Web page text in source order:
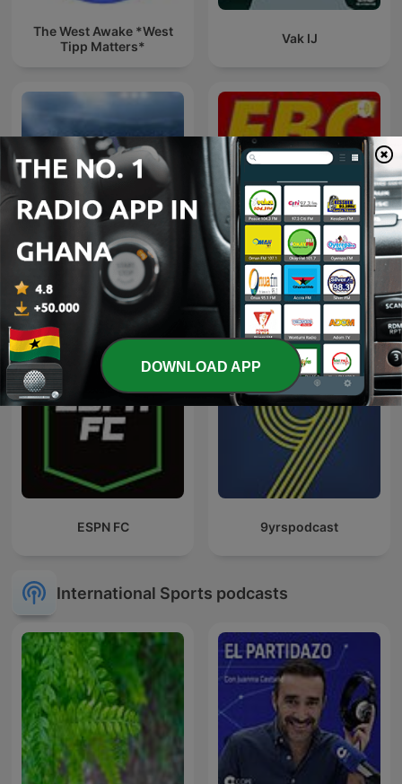
The West Awake *West
Tipp Matters*
Vak IJ
Asempa Sports Night
FOOTBALL'S BIGGEST
CONVERSATION
ESPN FC 9yrspodcast
International Sports podcasts
DOWNLOAD APP